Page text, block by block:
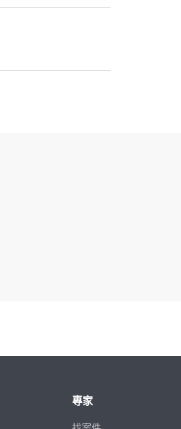
專家